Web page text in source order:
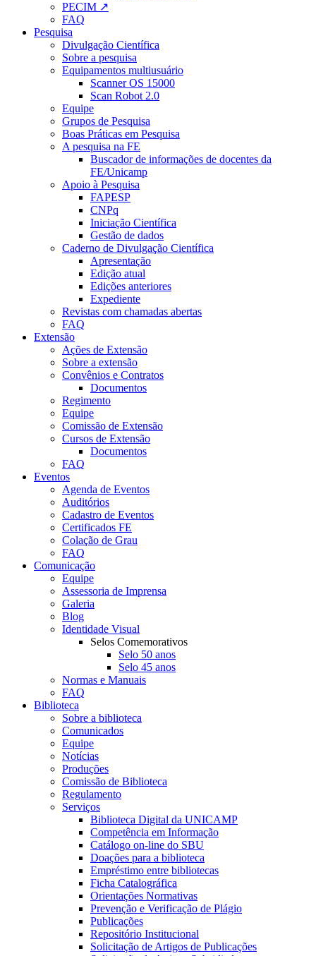
PECIM ↗
FAQ
Pesquisa
Divulgação Científica
Sobre a pesquisa
Equipamentos multiusuário
Scanner OS 15000
Scan Robot 2.0
Equipe
Grupos de Pesquisa
Boas Práticas em Pesquisa
A pesquisa na FE
Buscador de informações de docentes da
FE/Unicamp
Apoio à Pesquisa
FAPESP
CNPq
Iniciação Científica
Gestão de dados
Caderno de Divulgação Científica
Apresentação
Edição atual
Edições anteriores
Expediente
Revistas com chamadas abertas
FAQ
Extensão
Ações de Extensão
Sobre a extensão
Convênios e Contratos
Documentos
Regimento
Equipe
Comissão de Extensão
Cursos de Extensão
Documentos
FAQ
Eventos
Agenda de Eventos
Auditórios
Cadastro de Eventos
Certificados FE
Colação de Grau
FAQ
Comunicação
Equipe
Assessoria de Imprensa
Galeria
Blog
Identidade Visual
Selos Comemorativos
Selo 50 anos
Selo 45 anos
Normas e Manuais
FAQ
Biblioteca
Sobre a biblioteca
Comunicados
Equipe
Notícias
Produções
Comissão de Biblioteca
Regulamento
Serviços
Biblioteca Digital da UNICAMP
Competência em Informação
Catálogo on-line do SBU
Doações para a biblioteca
Empréstimo entre bibliotecas
Ficha Catalográfica
Orientações Normativas
Prevenção e Verificação de Plágio
Publicações
Repositório Institucional
Solicitação de Artigos de Publicações